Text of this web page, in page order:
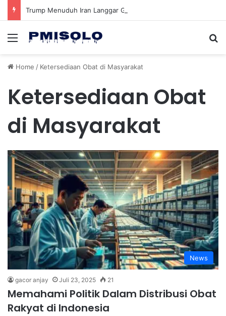
Menu
Home / Ketersediaan Obat di Masyarakat
Ketersediaan Obat
di Masyarakat
News
gacor anjay Juli 23, 2025 21
Memahami Politik Dalam Distribusi Obat
Rakyat di Indonesia